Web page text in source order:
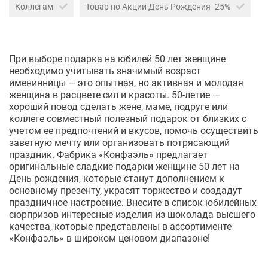
Коллегам Товар по Акции День Рождения -25%
При выборе подарка на юбилей 50 лет женщине
необходимо учитывать значимый возраст
именинницы — это опытная, но активная и молодая
женщина в расцвете сил и красоты. 50-летие —
хороший повод сделать жене, маме, подруге или
коллеге совместный полезный подарок от близких с
учетом ее предпочтений и вкусов, помочь осуществить
заветную мечту или организовать потрясающий
праздник. Фабрика «Конфаэль» предлагает
оригинальные сладкие подарки женщине 50 лет на
День рождения, которые станут дополнением к
основному презенту, украсят торжество и создадут
праздничное настроение. Внесите в список юбилейных
сюрпризов интересные изделия из шоколада высшего
качества, которые представлены в ассортименте
«Конфаэль» в широком ценовом диапазоне!